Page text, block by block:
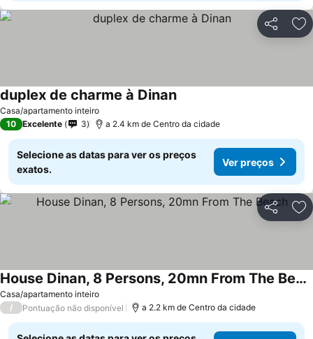
Partilhar
Casa/apartamento inteiro
duplex de charme à DinanVer preços
10 Excelente 3 a 2.4 km de Centro da cidade
Selecione as datas para ver os preços
exatos.
Ver preços
Partilhar
Casa/apartamento inteiro
House Dinan, 8 Persons, 20mn From The Beach
Ver preços
/ Pontuação não disponível a 2.2 km de Centro da cidade